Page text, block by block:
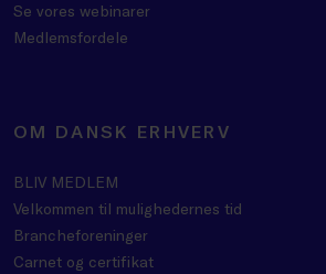
Se vores webinarer
Medlemsfordele
OM DANSK ERHVERV
BLIV MEDLEM
Velkommen til mulighedernes tid
Brancheforeninger
Carnet og certifikat